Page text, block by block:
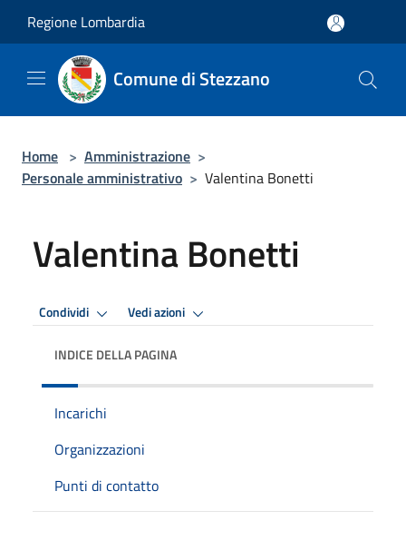
Regione Lombardia
Comune di Stezzano
Home > Amministrazione >
Personale amministrativo > Valentina Bonetti
Valentina Bonetti
Condividi Vedi azioni
INDICE DELLA PAGINA
Incarichi
Organizzazioni
Punti di contatto